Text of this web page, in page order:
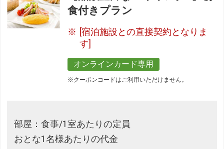
食付きプラン
[宿泊施設との直接契約となりま
す]
オンラインカード専用
※クーポンコードはご利用いただけません。
部屋：食事/1室あたりの定員
おとな1名様あたりの代金